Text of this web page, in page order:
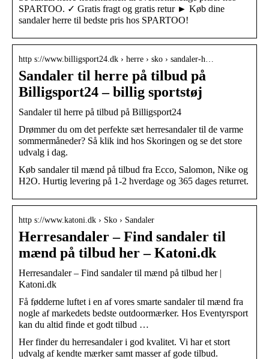
SPARTOO. ✓ Gratis fragt og gratis retur ► Køb dine
sandaler herre til bedste pris hos SPARTOO!
http s://www.billigsport24.dk › herre › sko › sandaler-h…
Sandaler til herre på tilbud på
Billigsport24 – billig sportstøj
Sandaler til herre på tilbud på Billigsport24
Drømmer du om det perfekte sæt herresandaler til de varme
sommermåneder? Så klik ind hos Skoringen og se det store
udvalg i dag.
Køb sandaler til mænd på tilbud fra Ecco, Salomon, Nike og
H2O. Hurtig levering på 1-2 hverdage og 365 dages returret.
http s://www.katoni.dk › Sko › Sandaler
Herresandaler – Find sandaler til
mænd på tilbud her – Katoni.dk
Herresandaler – Find sandaler til mænd på tilbud her |
Katoni.dk
Få fødderne luftet i en af vores smarte sandaler til mænd fra
nogle af markedets bedste outdoormærker. Hos Eventyrsport
kan du altid finde et godt tilbud …
Her finder du herresandaler i god kvalitet. Vi har et stort
udvalg af kendte mærker samt masser af gode tilbud.